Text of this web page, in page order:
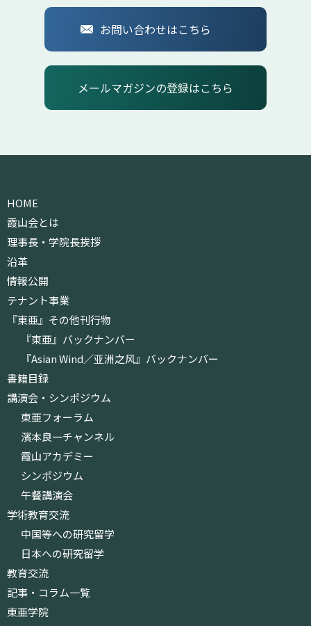
お問い合わせはこちら
メールマガジンの登録はこちら
HOME
霞山会とは
理事長・学院長挨拶
沿革
情報公開
テナント事業
『東亜』その他刊行物
『東亜』バックナンバー
『Asian Wind／亚洲之风』バックナンバー
書籍目録
講演会・シンポジウム
東亜フォーラム
濱本良一チャンネル
霞山アカデミー
シンポジウム
午餐講演会
学術教育交流
中国等への研究留学
日本への研究留学
教育交流
記事・コラム一覧
東亜学院